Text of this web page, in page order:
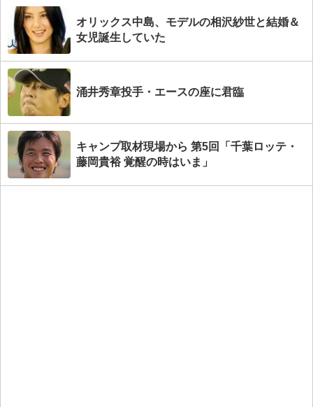
オリックス中島、モデルの相沢紗世と結婚＆
女児誕生していた
涌井秀章投手・エースの座に君臨
キャンプ取材現場から 第5回「千葉ロッテ・
藤岡貴裕 覚醒の時はいま」